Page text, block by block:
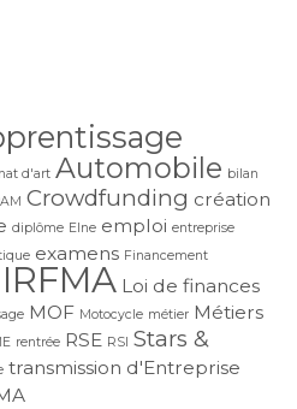
d'art Automobile bilan
Crowdfunding création
diplôme Elne emploi entreprise
examens Financement
IRFMA Loi de finances
MOF Motocycle métier Métiers
rentrée RSE RSI Stars &
transmission d'Entreprise